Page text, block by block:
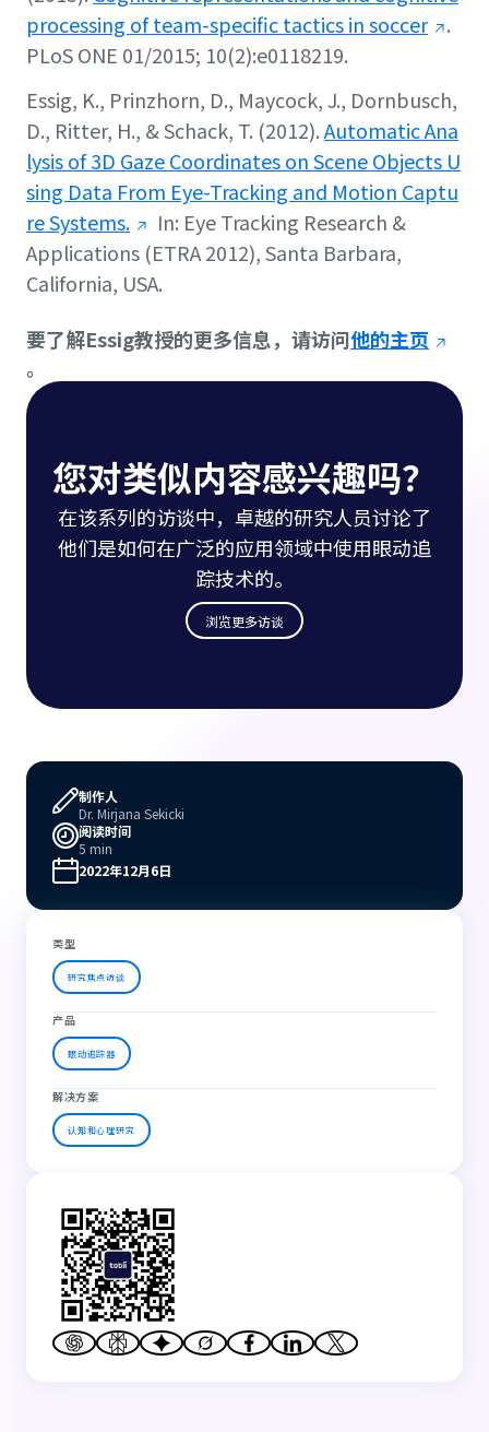
processing of team-specific tactics in soccer
.
PLoS ONE 01/2015; 10(2):e0118219.
Essig, K., Prinzhorn, D., Maycock, J., Dornbusch,
D., Ritter, H., & Schack, T. (2012).Automatic Ana
lysis of 3D Gaze Coordinates on Scene Objects U
sing Data From Eye-Tracking and Motion Captu
re Systems.
In: Eye Tracking Research &
Applications (ETRA 2012), Santa Barbara,
California, USA.
要了解Essig教授的更多信息，请访问他的主页
。
您对类似内容感兴趣吗？
在该系列的访谈中，卓越的研究人员讨论了
他们是如何在广泛的应用领域中使用眼动追
踪技术的。
浏览更多访谈
制作人
Dr. Mirjana Sekicki
阅读时间
5 min
2022年12月6日
类型
研究焦点访谈
产品
眼动追踪器
解决方案
认知和心理研究